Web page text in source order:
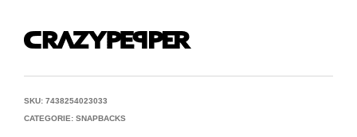
SKU: 7438254023033
CATEGORIE: SNAPBACKS